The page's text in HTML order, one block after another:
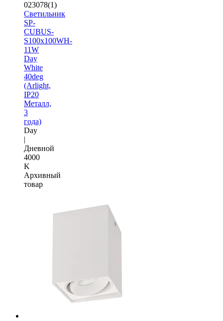
023078(1)
Светильник
SP-
CUBUS-
S100x100WH-
11W
Day
White
40deg
(Arlight,
IP20
Металл,
3
года)
Day
|
Дневной
4000
K
Архивный
товар